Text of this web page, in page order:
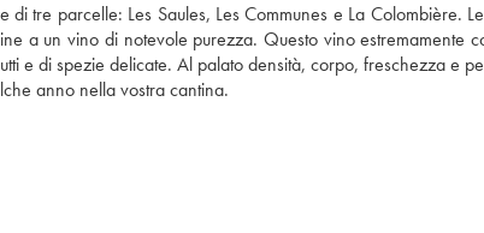
tre parcelle: Les Saules, Les Communes e La Colombière.
a un vino di notevole purezza. Questo vino estremamente
e di spezie delicate. Al palato densità, corpo, freschezza e
anno nella vostra cantina.